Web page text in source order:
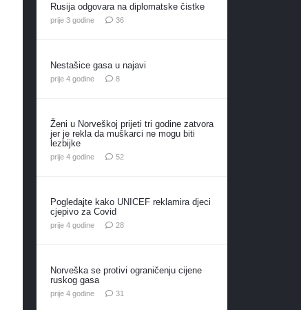
Rusija odgovara na diplomatske čistke
prije 3 godine 36komentara
Nestašice gasa u najavi
prije 4 godine 8komentara
Ženi u Norveškoj prijeti tri godine zatvora
jer je rekla da muškarci ne mogu biti
lezbijke
prije 4 godine 52komentara
Pogledajte kako UNICEF reklamira djeci
cjepivo za Covid
prije 4 godine 28komentara
Norveška se protivi ograničenju cijene
ruskog gasa
prije 4 godine 31